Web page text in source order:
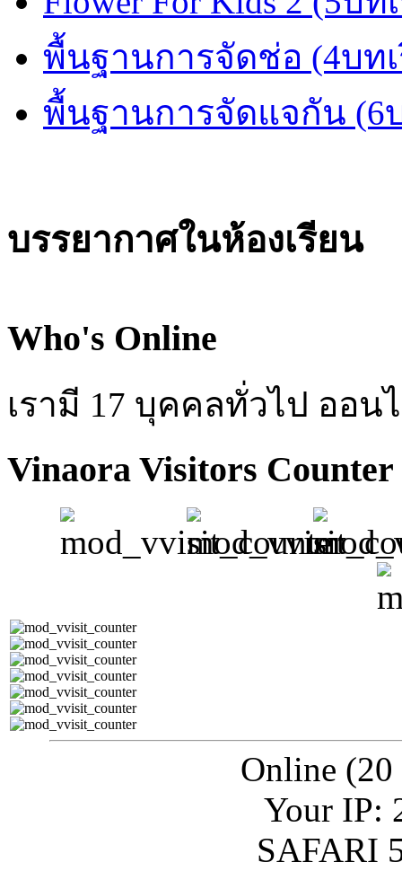
พื้นฐานการจัดช่อ (4บท
พื้นฐานการจัดแจกัน (6
บรรยากาศในห้องเรียน
Who's Online
เรามี 17 บุคคลทั่วไป ออน
Vinaora Visitors Counter
Online (20
Your IP:
SAFARI